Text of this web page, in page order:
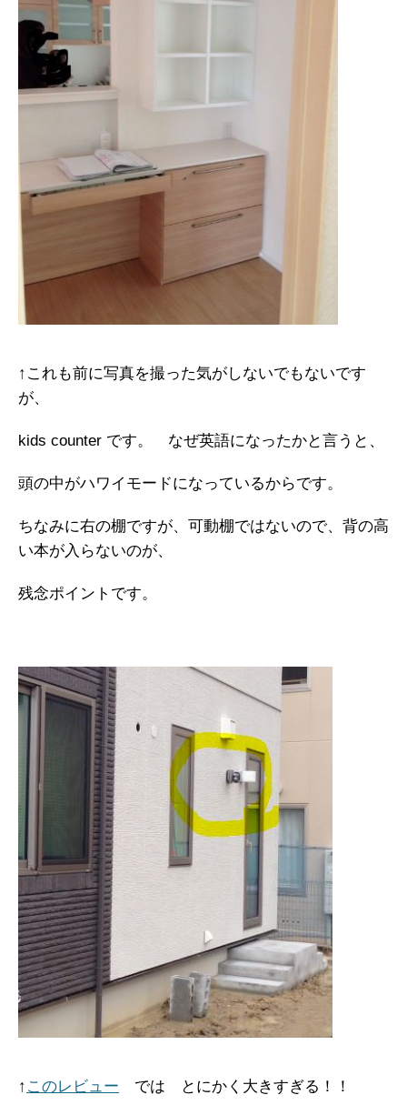
↑これも前に写真を撮った気がしないでもないです
が、
kids counter です。 なぜ英語になったかと言うと、
頭の中がハワイモードになっているからです。
ちなみに右の棚ですが、可動棚ではないので、背の高
い本が入らないのが、
残念ポイントです。
↑ このレビュー では とにかく大きすぎる！！